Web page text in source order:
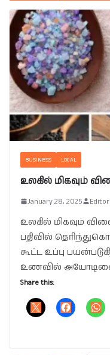
BUSINESS LOCAL
உலகில் மிகவும்
January 28, 2025 Editor
உலகில் மிகவும்
பதிவில்
கூட்ட உப்பு
உணவில்
Share this: